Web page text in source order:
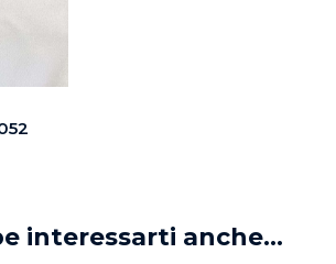
interessarti anche...